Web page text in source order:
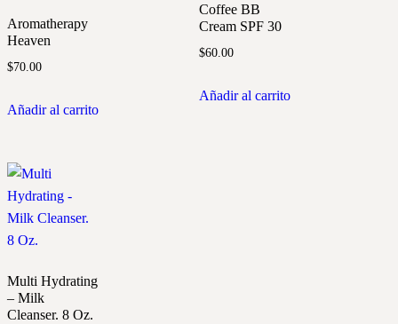
Aromatherapy
Heaven
$70.00
Añadir al carrito
Coffee BB
Cream SPF 30
$60.00
Añadir al carrito
Multi Hydrating
– Milk
Cleanser. 8 Oz.